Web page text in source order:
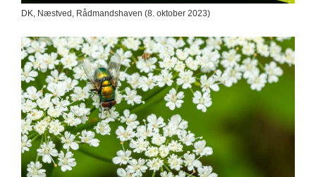
DK, Næstved, Rådmandshaven (8. oktober 2023)